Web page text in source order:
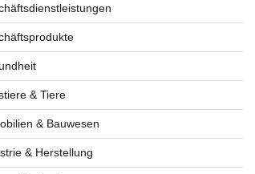
& Tiere
& Bauwesen
& Herstellung